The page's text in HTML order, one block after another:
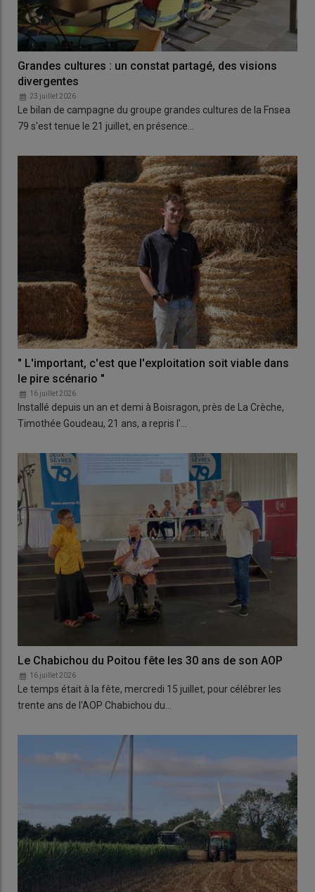
Grandes cultures : un constat partagé, des visions
divergentes
23 juillet 2026
Le bilan de campagne du groupe grandes cultures de la Fnsea
79 s'est tenue le 21 juillet, en présence…
" L'important, c'est que l'exploitation soit viable dans
le pire scénario "
16 juillet 2026
Installé depuis un an et demi à Boisragon, près de La Crèche,
Timothée Goudeau, 21 ans, a repris l'…
Le Chabichou du Poitou fête les 30 ans de son AOP
16 juillet 2026
Le temps était à la fête, mercredi 15 juillet, pour célébrer les
trente ans de l'AOP Chabichou du…